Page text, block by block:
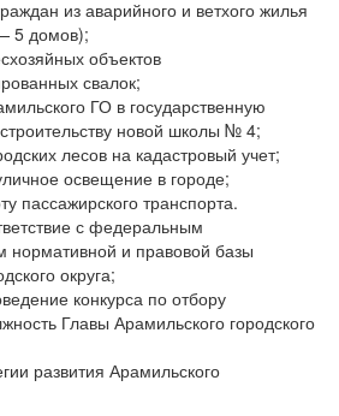
из аварийного и ветхого жилья
5 домов);
объектов
свалок;
ГО в государственную
новой школы № 4;
лесов на кадастровый учет;
освещение в городе;
пассажирского транспорта.
с федеральным
нормативной и правовой базы
округа;
конкурса по отбору
Главы Арамильского городского
развития Арамильского